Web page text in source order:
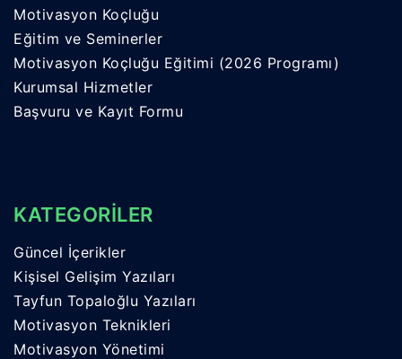
Motivasyon Koçluğu
Eğitim ve Seminerler
Motivasyon Koçluğu Eğitimi (2026 Programı)
Kurumsal Hizmetler
Başvuru ve Kayıt Formu
KATEGORİLER
Güncel İçerikler
Kişisel Gelişim Yazıları
Tayfun Topaloğlu Yazıları
Motivasyon Teknikleri
Motivasyon Yönetimi